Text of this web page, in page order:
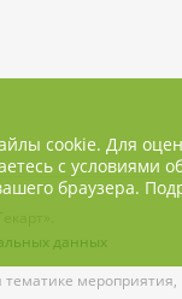
данных
мероприятия,
cookie. Для
с условиями
браузера.